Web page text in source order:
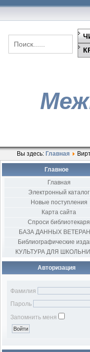
Вы здесь: Главная
Главное
Главная
Электронный каталог
Новые поступления
Карта сайта
Спроси библиотекаря
БАЗА ДАННЫХ
Библиографические
КУЛЬТУРА ДЛЯ
Авторизация
Фамилия
Пароль
Запомнить меня